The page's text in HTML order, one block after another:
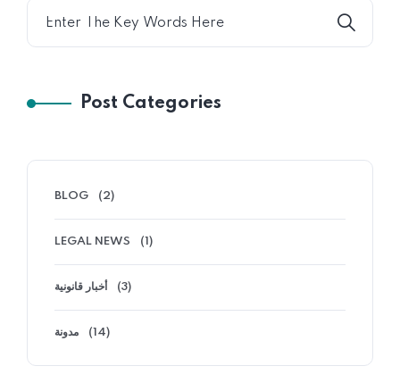
Post Categories
BLOG (2)
LEGAL NEWS (1)
أخبار قانونية (3)
مدونة (14)